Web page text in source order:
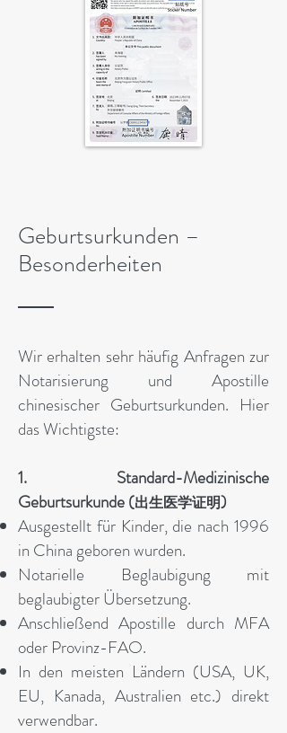
Geburtsurkunden –
Besonderheiten
Wir erhalten sehr häufig Anfragen zur
Notarisierung und Apostille
chinesischer Geburtsurkunden. Hier
das Wichtigste:
1. Standard-Medizinische
Geburtsurkunde (出生医学证明)
Ausgestellt für Kinder, die nach 1996
in China geboren wurden.
Notarielle Beglaubigung mit
beglaubigter Übersetzung.
Anschließend Apostille durch MFA
oder Provinz-FAO.
In den meisten Ländern (USA, UK,
EU, Kanada, Australien etc.) direkt
verwendbar.